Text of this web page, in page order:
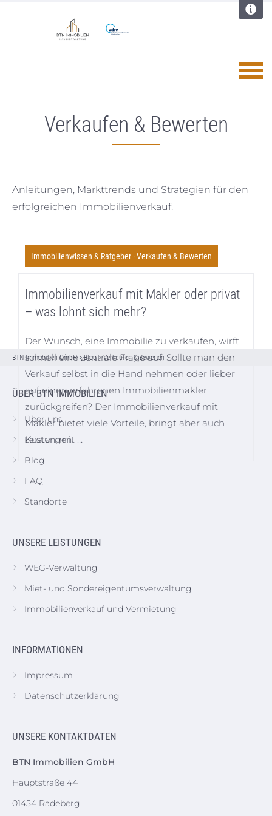
Verkaufen & Bewerten
Anleitungen, Markttrends und Strategien für den
erfolgreichen Immobilienverkauf.
Immobilienwissen & Ratgeber ·Verkaufen & Bewerten
Immobilienverkauf mit Makler oder privat
– was lohnt sich mehr?
Der Wunsch, eine Immobilie zu verkaufen, wirft
schnell eine zentrale Frage auf: Sollte man den
Verkauf selbst in die Hand nehmen oder lieber
auf einen erfahrenen Immobilienmakler
zurückgreifen? Der Immobilienverkauf mit
Makler bietet viele Vorteile, bringt aber auch
Kosten mit …
BTN Immobilien GmbH>Blog>Verkaufen & Bewerten
ÜBER BTN IMMOBILIEN
Über uns
Leistungen
Blog
FAQ
Standorte
UNSERE LEISTUNGEN
WEG-Verwaltung
Miet- und Sondereigentumsverwaltung
Immobilienverkauf und Vermietung
INFORMATIONEN
Impressum
Datenschutzerklärung
UNSERE KONTAKTDATEN
BTN Immobilien GmbH
Hauptstraße 44
01454 Radeberg